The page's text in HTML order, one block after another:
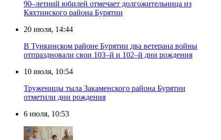
90–летний юбилей отмечает долгожительница из
Кяхтинского района Бурятии
20 июля, 14:44
В Тункинском районе Бурятии два ветерана войны
отпраздновали свои 103–й и 102–й дни рождения
10 июля, 10:54
Труженицы тыла Закаменского района Бурятии
отметили дни рождения
6 июля, 10:53